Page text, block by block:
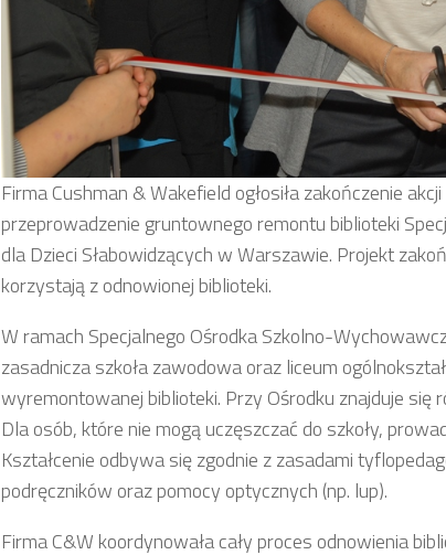
Firma Cushman & Wakefield ogłosiła zakończenie
przeprowadzenie gruntownego remontu biblioteki
dla Dzieci Słabowidzących w Warszawie. Projekt
korzystają z odnowionej biblioteki.
W ramach Specjalnego Ośrodka Szkolno-
zasadnicza szkoła zawodowa oraz liceum
wyremontowanej biblioteki. Przy Ośrodku znajduje
Dla osób, które nie mogą uczęszczać do szkoły,
Kształcenie odbywa się zgodnie z zasadami
podręczników oraz pomocy optycznych (np. lup).
Firma C&W koordynowała cały proces odnowienia